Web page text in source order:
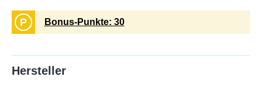
P Bonus-Punkte: 30
Hersteller